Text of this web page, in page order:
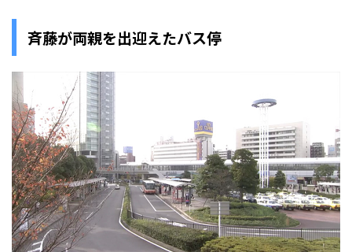
斉藤が両親を出迎えたバス停